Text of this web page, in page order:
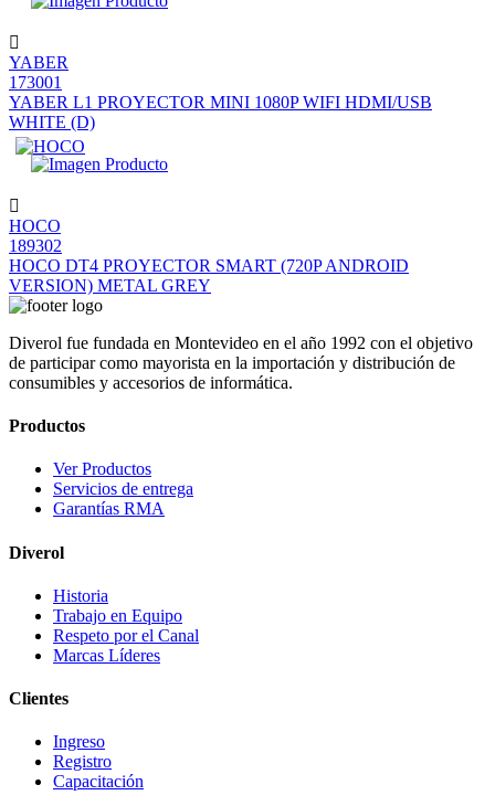
YABER
173001
YABER L1 PROYECTOR MINI 1080P WIFI HDMI/USB
WHITE (D)
HOCO
189302
HOCO DT4 PROYECTOR SMART (720P ANDROID
VERSION) METAL GREY
Diverol fue fundada en Montevideo en el año 1992 con el objetivo
de participar como mayorista en la importación y distribución de
consumibles y accesorios de informática.
Productos
Ver Productos
Servicios de entrega
Garantías RMA
Diverol
Historia
Trabajo en Equipo
Respeto por el Canal
Marcas Líderes
Clientes
Ingreso
Registro
Capacitación